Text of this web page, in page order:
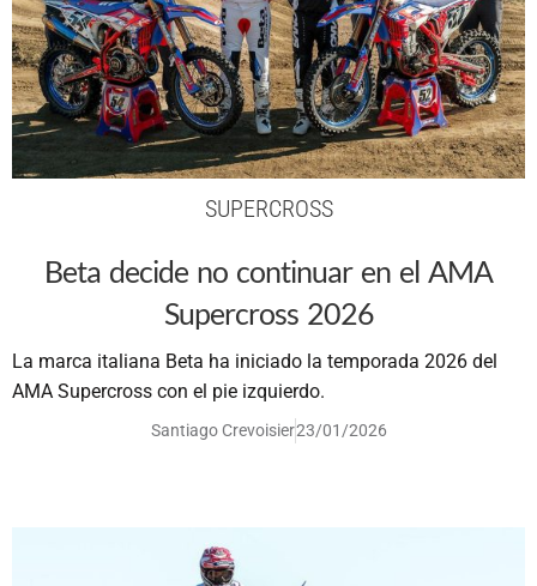
SUPERCROSS
Beta decide no continuar en el AMA
Supercross 2026
La marca italiana Beta ha iniciado la temporada 2026 del
AMA Supercross con el pie izquierdo.
Santiago Crevoisier23/01/2026